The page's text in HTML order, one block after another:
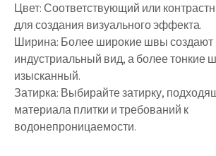
Цвет: Соответствующий или
для создания визуального эффекта.
Ширина: Более широкие швы создают
индустриальный вид, а более тонкие
изысканный.
Затирка: Выбирайте затирку,
материала плитки и требований к
водонепроницаемости.